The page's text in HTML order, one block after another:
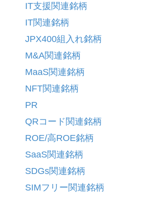
IT支援関連銘柄
IT関連銘柄
JPX400組入れ銘柄
M&A関連銘柄
MaaS関連銘柄
NFT関連銘柄
PR
QRコード関連銘柄
ROE/高ROE銘柄
SaaS関連銘柄
SDGs関連銘柄
SIMフリー関連銘柄